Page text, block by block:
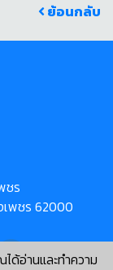
ย้อนกลับ
ด้อ่านและทำความ
ชร
เพชร 62000